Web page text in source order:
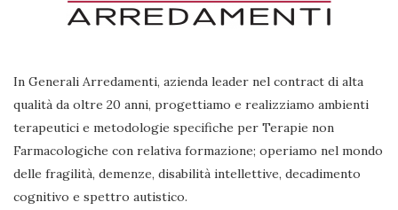
In Generali Arredamenti, azienda leader nel contract di alta
qualità da oltre 20 anni, progettiamo e realizziamo ambienti
terapeutici e metodologie specifiche per Terapie non
Farmacologiche con relativa formazione; operiamo nel mondo
delle fragilità, demenze, disabilità intellettive, decadimento
cognitivo e spettro autistico.